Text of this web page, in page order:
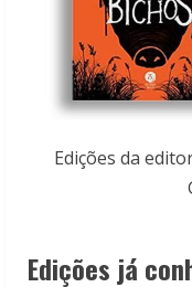
Edições da
Edições já